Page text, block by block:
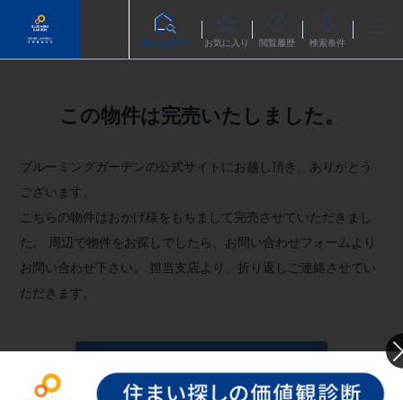
物件を探す お気に入り 閲覧履歴 検索条件
この物件は完売いたしました。
ブルーミングガーデンの公式サイトにお越し頂き、ありがとう
ございます。
こちらの物件はおかげ様をもちまして完売させていただきまし
た。
周辺で物件をお探しでしたら、お問い合わせフォームより
お問い合わせ下さい。
担当支店より、折り返しご連絡させてい
ただきます。
お問い合わせフォームへ